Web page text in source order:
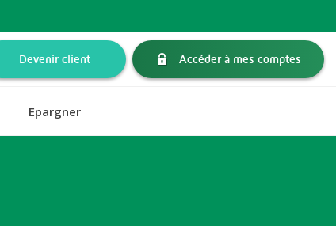
Devenir client Accéder à mes comptes
Epargner